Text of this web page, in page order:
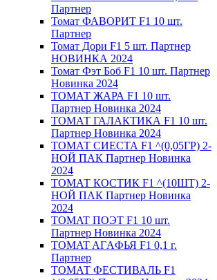
Партнер
Томат ФАВОРИТ F1 10 шт.
Партнер
Томат Дори F1 5 шт. Партнер
НОВИНКА 2024
Томат Фэт Боб F1 10 шт. Партнер
Новинка 2024
ТОМАТ ЖАРА F1 10 шт.
Партнер Новинка 2024
ТОМАТ ГАЛАКТИКА F1 10 шт.
Партнер Новинка 2024
ТОМАТ СИЕСТА F1 ^(0,05ГР) 2-
НОЙ ПАК Партнер Новинка
2024
ТОМАТ КОСТИК F1 ^(10ШТ) 2-
НОЙ ПАК Партнер Новинка
2024
TOMAT ПOЭT F1 10 шт.
Пapтнeр Новинка 2024
TOMAT AГAФЬЯ F1 0,1 г.
Пapтнep
ТОМАТ ФЕСТИВАЛЬ F1